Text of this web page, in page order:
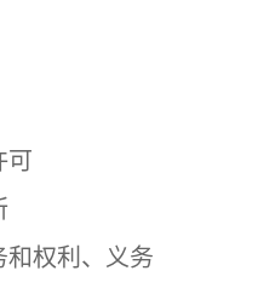
权利、义务